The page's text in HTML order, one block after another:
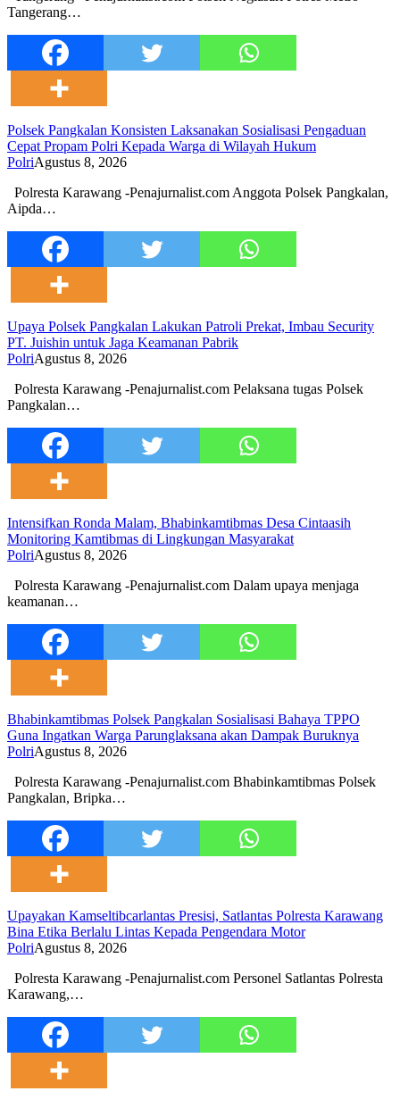
Tangerang…
Polsek Pangkalan Konsisten Laksanakan Sosialisasi Pengaduan
Cepat Propam Polri Kepada Warga di Wilayah Hukum
PolriAgustus 8, 2026
Polresta Karawang -Penajurnalist.com Anggota Polsek Pangkalan,
Aipda…
Upaya Polsek Pangkalan Lakukan Patroli Prekat, Imbau Security
PT. Juishin untuk Jaga Keamanan Pabrik
PolriAgustus 8, 2026
Polresta Karawang -Penajurnalist.com Pelaksana tugas Polsek
Pangkalan…
Intensifkan Ronda Malam, Bhabinkamtibmas Desa Cintaasih
Monitoring Kamtibmas di Lingkungan Masyarakat
PolriAgustus 8, 2026
Polresta Karawang -Penajurnalist.com Dalam upaya menjaga
keamanan…
Bhabinkamtibmas Polsek Pangkalan Sosialisasi Bahaya TPPO
Guna Ingatkan Warga Parunglaksana akan Dampak Buruknya
PolriAgustus 8, 2026
Polresta Karawang -Penajurnalist.com Bhabinkamtibmas Polsek
Pangkalan, Bripka…
Upayakan Kamseltibcarlantas Presisi, Satlantas Polresta Karawang
Bina Etika Berlalu Lintas Kepada Pengendara Motor
PolriAgustus 8, 2026
Polresta Karawang -Penajurnalist.com Personel Satlantas Polresta
Karawang,…